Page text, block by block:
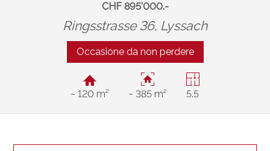
CHF 895'000.-
Ringsstrasse 36, Lyssach
Occasione da non perdere
~ 120 m² ~ 385 m² 5.5